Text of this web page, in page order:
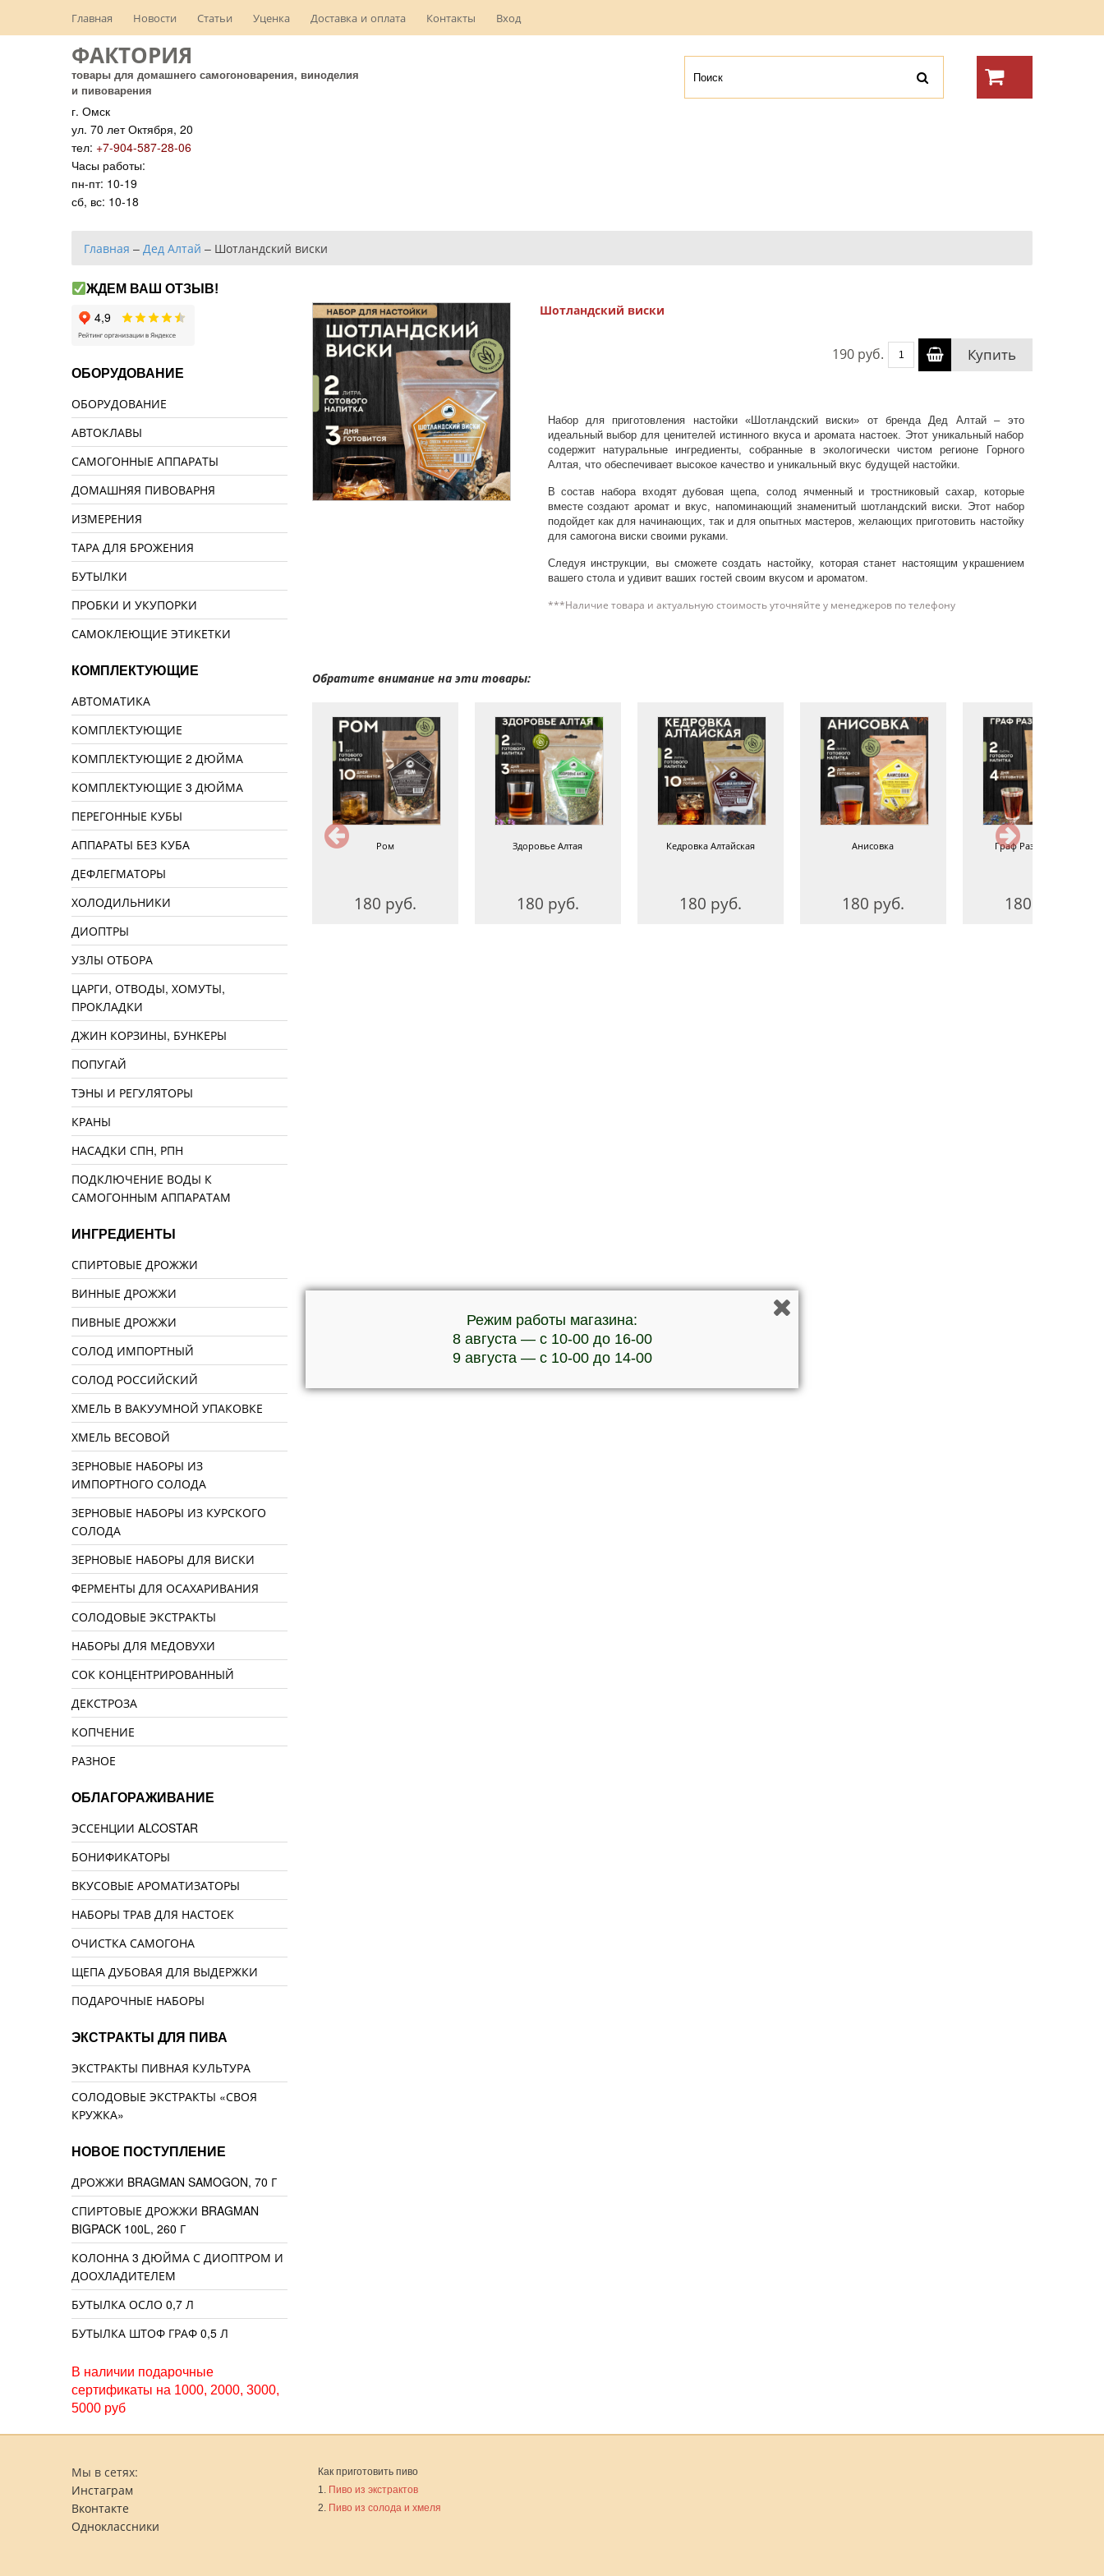
Главная Новости Статьи Уценка Доставка и оплата Контакты Вход
ФАКТОРИЯ
товары для домашнего самогоноварения, виноделия
и пивоварения
г. Омск
ул. 70 лет Октября, 20
тел: +7-904-587-28-06
Часы работы:
пн-пт: 10-19
сб, вс: 10-18
Главная – Дед Алтай – Шотландский виски
Шотландский виски
190 руб. Купить
Набор для приготовления настойки «Шотландский виски» от бренда Дед Алтай – это
идеальный выбор для ценителей истинного вкуса и аромата настоек. Этот уникальный набор
содержит натуральные ингредиенты, собранные в экологически чистом регионе Горного
Алтая, что обеспечивает высокое качество и уникальный вкус будущей настойки.
В состав набора входят дубовая щепа, солод ячменный и тростниковый сахар, которые
вместе создают аромат и вкус, напоминающий знаменитый шотландский виски. Этот набор
подойдет как для начинающих, так и для опытных мастеров, желающих приготовить настойку
для самогона виски своими руками.
Следуя инструкции, вы сможете создать настойку, которая станет настоящим украшением
вашего стола и удивит ваших гостей своим вкусом и ароматом.
***Наличие товара и актуальную стоимость уточняйте у менеджеров по телефону
Обратите внимание на эти товары:
Барбарисовая
190 руб.
Шелковица на коньяке Ром
180 руб.
Здоровье Алтая
180 руб.
Кедровка Алтайская
180 руб.
Анисовка
180 руб.
Граф Разумовский
180 руб.
ЖДЕМ ВАШ ОТЗЫВ!
ОБОРУДОВАНИЕ
ОБОРУДОВАНИЕ
АВТОКЛАВЫ
САМОГОННЫЕ АППАРАТЫ
ДОМАШНЯЯ ПИВОВАРНЯ
ИЗМЕРЕНИЯ
ТАРА ДЛЯ БРОЖЕНИЯ
БУТЫЛКИ
ПРОБКИ И УКУПОРКИ
САМОКЛЕЮЩИЕ ЭТИКЕТКИ
КОМПЛЕКТУЮЩИЕ
АВТОМАТИКА
КОМПЛЕКТУЮЩИЕ
КОМПЛЕКТУЮЩИЕ 2 ДЮЙМА
КОМПЛЕКТУЮЩИЕ 3 ДЮЙМА
ПЕРЕГОННЫЕ КУБЫ
АППАРАТЫ БЕЗ КУБА
ДЕФЛЕГМАТОРЫ
ХОЛОДИЛЬНИКИ
ДИОПТРЫ
УЗЛЫ ОТБОРА
ЦАРГИ, ОТВОДЫ, ХОМУТЫ,
ПРОКЛАДКИ
ДЖИН КОРЗИНЫ, БУНКЕРЫ
ПОПУГАЙ
ТЭНЫ И РЕГУЛЯТОРЫ
КРАНЫ
НАСАДКИ СПН, РПН
ПОДКЛЮЧЕНИЕ ВОДЫ К
САМОГОННЫМ АППАРАТАМ
ИНГРЕДИЕНТЫ
СПИРТОВЫЕ ДРОЖЖИ
ВИННЫЕ ДРОЖЖИ
ПИВНЫЕ ДРОЖЖИ
СОЛОД ИМПОРТНЫЙ
СОЛОД РОССИЙСКИЙ
ХМЕЛЬ В ВАКУУМНОЙ УПАКОВКЕ
ХМЕЛЬ ВЕСОВОЙ
ЗЕРНОВЫЕ НАБОРЫ ИЗ
ИМПОРТНОГО СОЛОДА
ЗЕРНОВЫЕ НАБОРЫ ИЗ КУРСКОГО
СОЛОДА
ЗЕРНОВЫЕ НАБОРЫ ДЛЯ ВИСКИ
ФЕРМЕНТЫ ДЛЯ ОСАХАРИВАНИЯ
СОЛОДОВЫЕ ЭКСТРАКТЫ
НАБОРЫ ДЛЯ МЕДОВУХИ
СОК КОНЦЕНТРИРОВАННЫЙ
ДЕКСТРОЗА
КОПЧЕНИЕ
РАЗНОЕ
ОБЛАГОРАЖИВАНИЕ
ЭССЕНЦИИ ALCOSTAR
БОНИФИКАТОРЫ
ВКУСОВЫЕ АРОМАТИЗАТОРЫ
НАБОРЫ ТРАВ ДЛЯ НАСТОЕК
ОЧИСТКА САМОГОНА
ЩЕПА ДУБОВАЯ ДЛЯ ВЫДЕРЖКИ
ПОДАРОЧНЫЕ НАБОРЫ
ЭКСТРАКТЫ ДЛЯ ПИВА
ЭКСТРАКТЫ ПИВНАЯ КУЛЬТУРА
СОЛОДОВЫЕ ЭКСТРАКТЫ «СВОЯ
КРУЖКА»
НОВОЕ ПОСТУПЛЕНИЕ
ДРОЖЖИ BRAGMAN SAMOGON, 70 Г
СПИРТОВЫЕ ДРОЖЖИ BRAGMAN
BIGPACK 100L, 260 Г
КОЛОННА 3 ДЮЙМА С ДИОПТРОМ И
ДООХЛАДИТЕЛЕМ
БУТЫЛКА ОСЛО 0,7 Л
БУТЫЛКА ШТОФ ГРАФ 0,5 Л
В наличии подарочные
сертификаты на 1000, 2000, 3000,
5000 руб
Мы в сетях:
Инстаграм
Вконтакте
Одноклассники
Как приготовить пиво
1. Пиво из экстрактов
2. Пиво из солода и хмеля
Режим работы магазина:
8 августа — с 10-00 до 16-00
9 августа — с 10-00 до 14-00